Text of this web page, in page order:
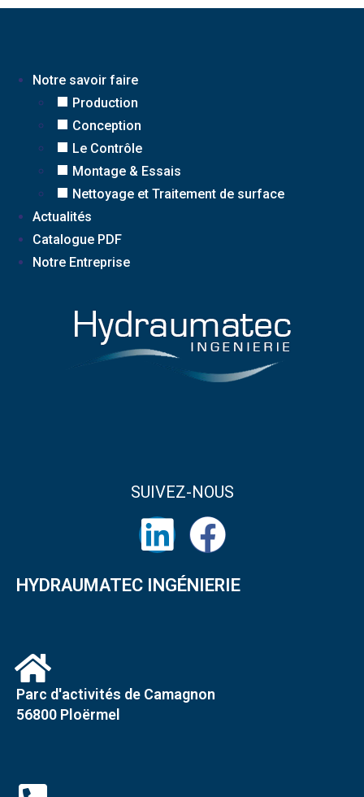
Notre savoir faire
Production
Conception
Le Contrôle
Montage & Essais
Nettoyage et Traitement de surface
Actualités
Catalogue PDF
Notre Entreprise
SUIVEZ-NOUS
HYDRAUMATEC INGÉNIERIE
Parc d'activités de Camagnon
56800 Ploërmel